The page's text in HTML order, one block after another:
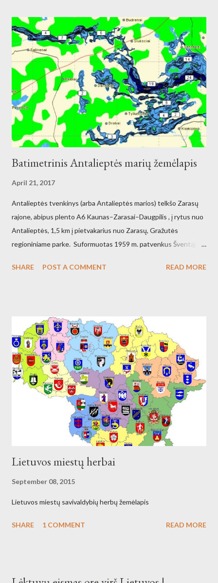
Batimetrinis Antalieptės marių žemėlapis
April 21, 2017
Antalieptės tvenkinys (arba Antalieptės marios) telkšo Zarasų
rajone, abipus plento A6 Kaunas–Zarasai–Daugpilis , į rytus nuo
Antalieptės, 1,5 km į pietvakarius nuo Zarasų, Gražutės
regioniniame parke. Suformuotas 1959 m. patvenkus Šventąją
(galia 2460 kW) reikmėms. Kraštovaizdžio draustinis.
SHARE POST A COMMENT READ MORE
Lietuvos miestų herbai
September 08, 2015
Lietuvos miestų savivaldybių herbų žemėlapis
SHARE 1 COMMENT READ MORE